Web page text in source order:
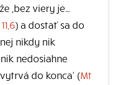
,bez viery je…
) a dostať sa do
nikdy nik
nedosiahne
do konca‘ (Mt